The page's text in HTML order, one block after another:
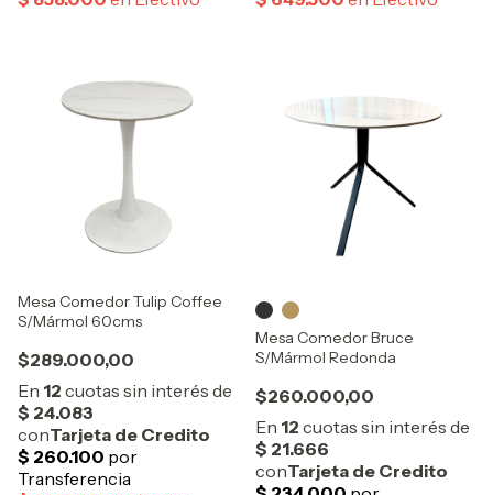
Mesa Comedor Tulip Coffee
S/Mármol 60cms
$289.000,00
Mesa Comedor Bruce
S/Mármol Redonda
$260.000,00